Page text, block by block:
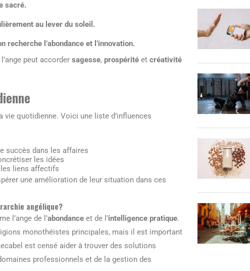
sacré.
au lever du soleil.
recherche l’abondance et l’innovation.
peut accorder sagesse, prospérité et créativité
vie quotidienne. Voici une liste d’influences
succès dans les affaires
les idées
les liens affectifs
une amélioration de leur situation dans ces
angélique?
l’ange de l’abondance et de l’intelligence pratique.
monothéistes principales, mais il est important
est censé aider à trouver des solutions
professionnels et de la gestion des